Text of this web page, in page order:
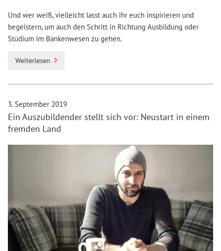
Und wer weiß, vielleicht lasst auch ihr euch inspirieren und
begeistern, um auch den Schritt in Richtung Ausbildung oder
Studium im Bankenwesen zu gehen.
Weiterlesen
3. September 2019
Ein Auszubildender stellt sich vor: Neustart in einem
fremden Land